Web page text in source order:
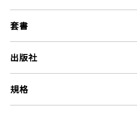
套書
出版社
規格